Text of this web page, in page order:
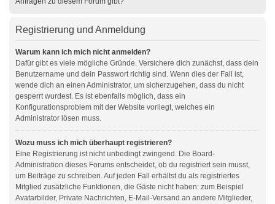
Registrierung und Anmeldung
Warum kann ich mich nicht anmelden?
Dafür gibt es viele mögliche Gründe. Versichere dich zunächst, dass dein
Benutzername und dein Passwort richtig sind. Wenn dies der Fall ist,
wende dich an einen Administrator, um sicherzugehen, dass du nicht
gesperrt wurdest. Es ist ebenfalls möglich, dass ein
Konfigurationsproblem mit der Website vorliegt, welches ein
Administrator lösen muss.
Wozu muss ich mich überhaupt registrieren?
Eine Registrierung ist nicht unbedingt zwingend. Die Board-
Administration dieses Forums entscheidet, ob du registriert sein musst,
um Beiträge zu schreiben. Auf jeden Fall erhältst du als registriertes
Mitglied zusätzliche Funktionen, die Gäste nicht haben: zum Beispiel
Avatarbilder, Private Nachrichten, E-Mail-Versand an andere Mitglieder,